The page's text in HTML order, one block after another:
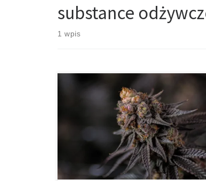
substance
1 wpis
Lato to jeden z najbardziej intensywnych okresów
cyklu życia konopi uprawianych na świeżym
Długość dnia, wysokie temperatury, duża ilość
promieniowania słonecznego i okresowe susze –
wszystko to ma wpływ na kondycję i rozwój
jednej strony, warunki te sprzyjają szybkiemu
wzrostowi i intensywnemu kwitnieniu, z drugiej